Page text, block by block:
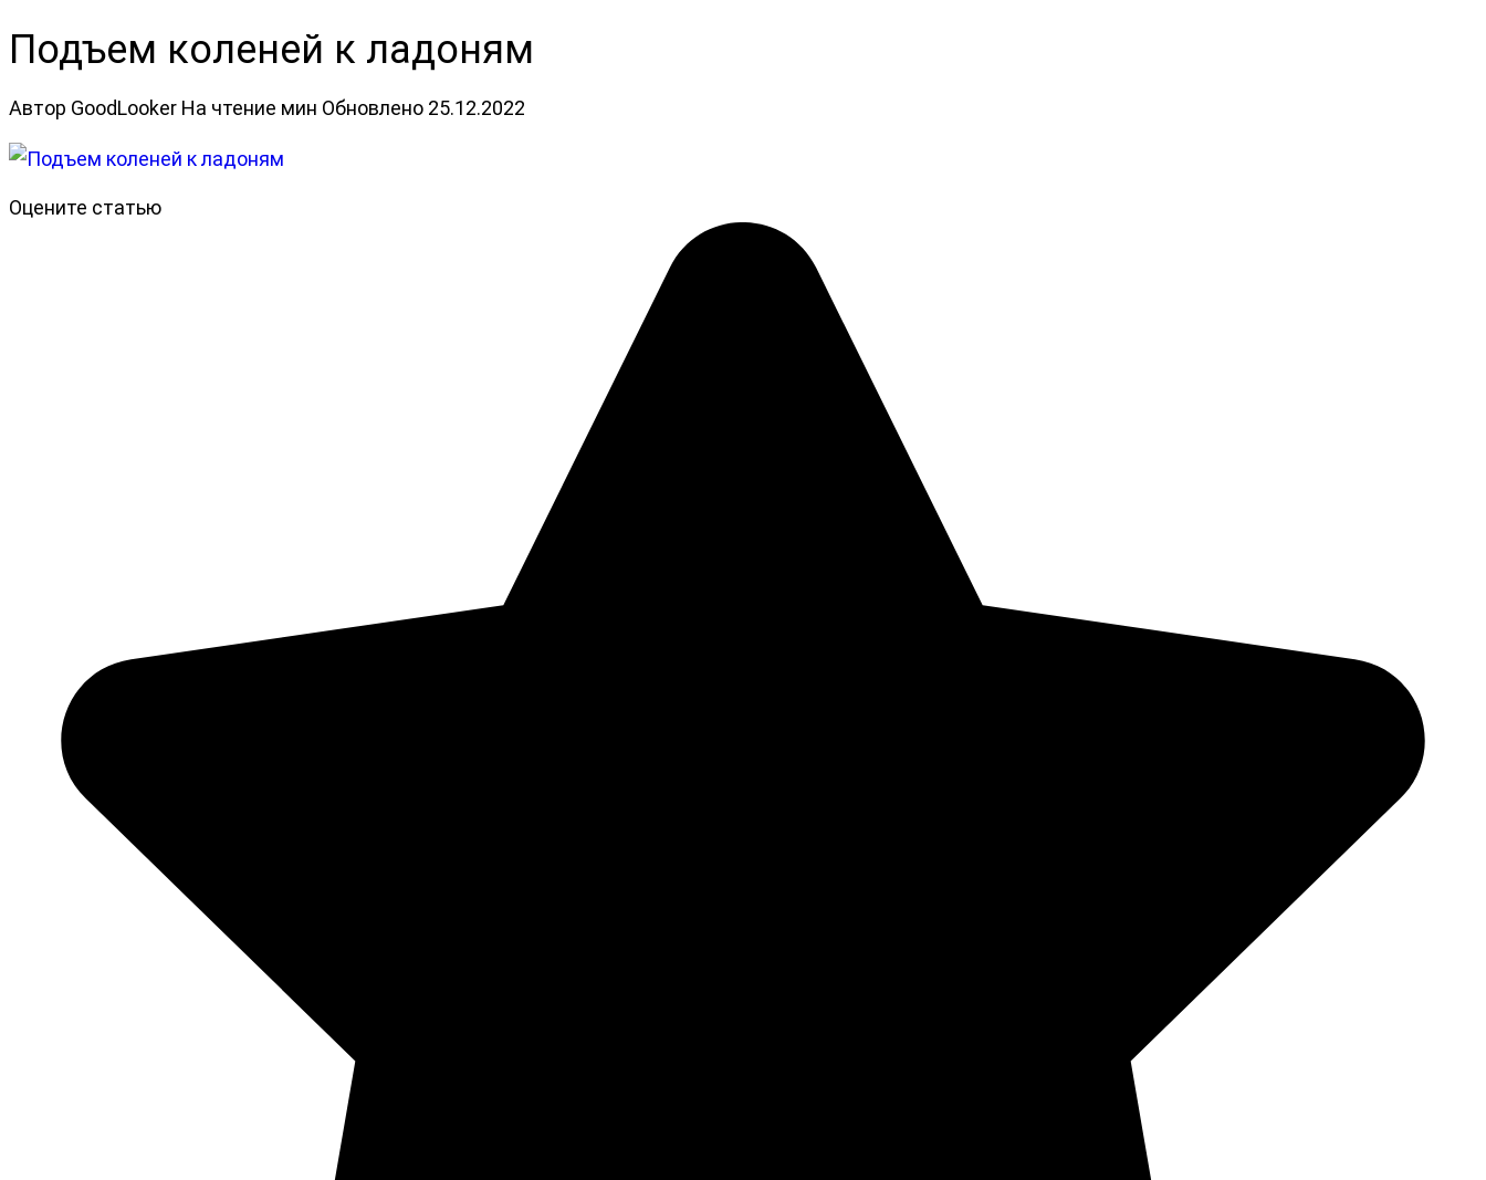
Подъем коленей к ладоням
Автор GoodLooker На чтение мин Обновлено 25.12.2022
Оцените статью